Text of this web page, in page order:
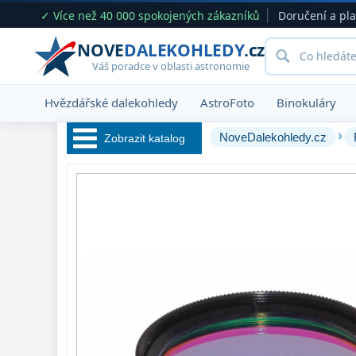
✓ Více než 40 000 spokojených zákazníků Doručení a
NOVEDALEKOHLEDY.cz
Váš poradce v oblasti astronomie
Hvězdářské dalekohledy AstroFoto Binokuláry
Zobrazit katalog
CLS a UHC
Širokopásmové 13
NoveDalekohledy.cz ›